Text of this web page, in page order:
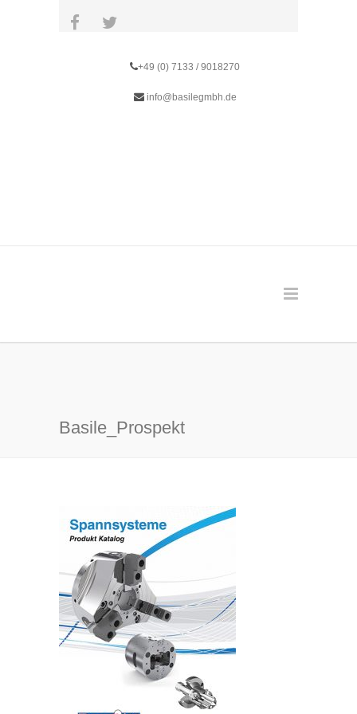
+49 (0) 7133 / 9018270
info@basilegmbh.de
Basile_Prospekt